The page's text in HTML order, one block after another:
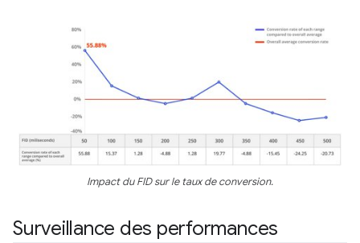
Impact du FID sur le taux de conversion.
Surveillance des performances